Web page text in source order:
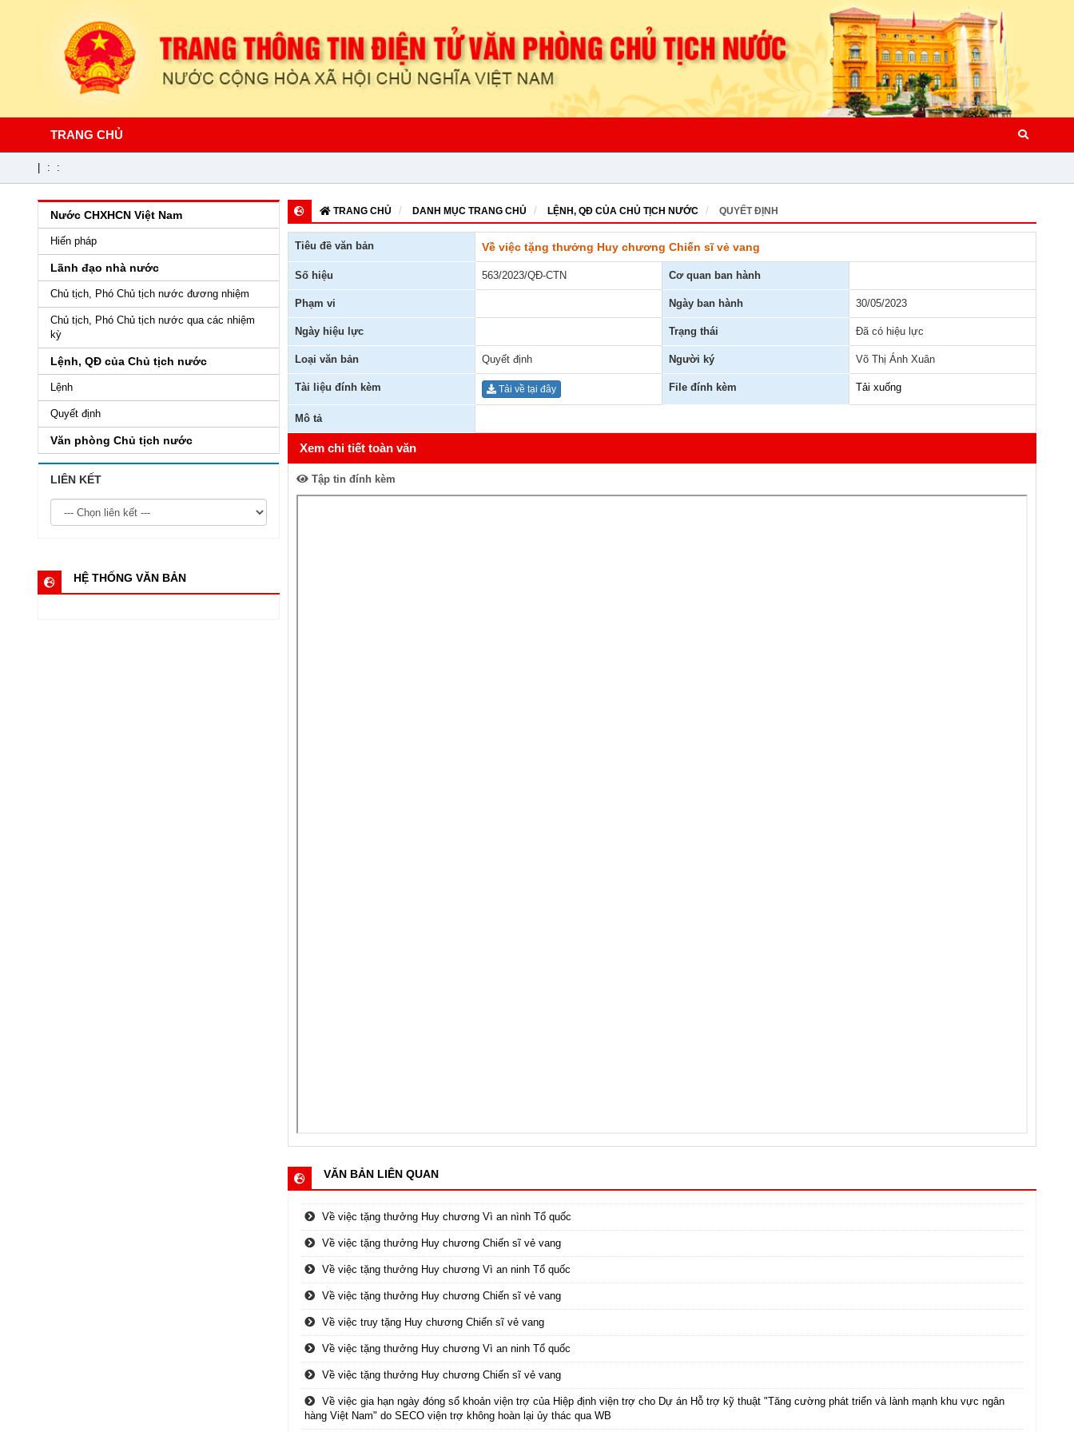
TRANG CHỦ
: :
TRANG CHỦ DANH MỤC TRANG CHỦ LỆNH, QĐ CỦA CHỦ TỊCH NƯỚC QUYẾT ĐỊNH
Tiêu đề văn bản Về việc tặng thưởng Huy chương Chiến sĩ vẻ vang
Số hiệu 563/2023/QĐ-CTN Cơ quan ban hành
Phạm vi Ngày ban hành 30/05/2023
Ngày hiệu lực Trạng thái Đã có hiệu lực
Loại văn bản Quyết định Người ký Võ Thị Ánh Xuân
Tài liệu đính kèm Tải về tại đây File đính kèm Tải xuống
Mô tả
Xem chi tiết toàn văn
Tập tin đính kèm
VĂN BẢN LIÊN QUAN
Về việc tặng thưởng Huy chương Vì an nình Tổ quốc
Về việc tặng thưởng Huy chương Chiến sĩ vẻ vang
Về việc tặng thưởng Huy chương Vì an ninh Tổ quốc
Về việc tặng thưởng Huy chương Chiến sĩ vẻ vang
Về việc truy tặng Huy chương Chiến sĩ vẻ vang
Về việc tặng thưởng Huy chương Vì an ninh Tổ quốc
Về việc tặng thưởng Huy chương Chiến sĩ vẻ vang
Về việc gia hạn ngày đóng sổ khoản viện trợ của Hiệp định viện trợ cho Dự án Hỗ trợ kỹ thuật "Tăng cường phát triển và lành mạnh khu vực ngân
hàng Việt Nam" do SECO viện trợ không hoàn lại ủy thác qua WB
Nước CHXHCN Việt Nam
Hiến pháp
Lãnh đạo nhà nước
Chủ tịch, Phó Chủ tịch nước đương nhiệm
Chủ tịch, Phó Chủ tịch nước qua các nhiệm
kỳ
Lệnh, QĐ của Chủ tịch nước
Lệnh
Quyết định
Văn phòng Chủ tịch nước
LIÊN KẾT
HỆ THỐNG VĂN BẢN